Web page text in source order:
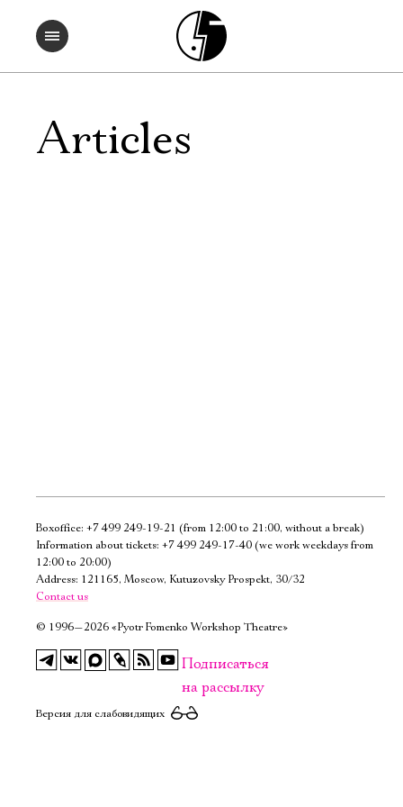
Articles
Boxoffice: +7 499 249-19-21 (from 12:00 to 21:00, without a break)
Information about tickets: +7 499 249-17-40 (we work weekdays from
12:00 to 20:00)
Address: 121165, Moscow, Kutuzovsky Prospekt, 30/32
Contact us
© 1996—2026 «Pyotr Fomenko Workshop Theatre»
Подписаться
на рассылку
Версия для слабовидящих
Электропочта
Ознакомиться